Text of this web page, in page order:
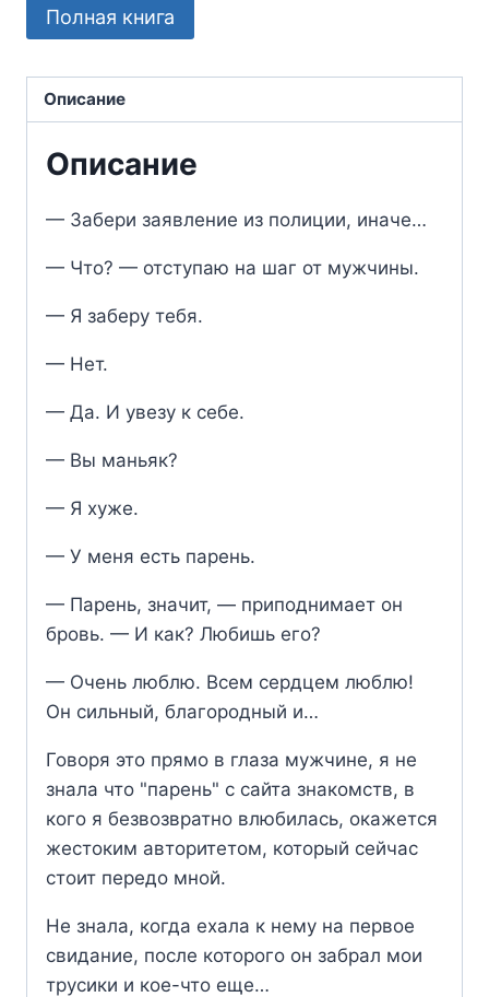
Полная книга
Описание
Описание
— Забери заявление из полиции, иначе…
— Что? — отступаю на шаг от мужчины.
— Я заберу тебя.
— Нет.
— Да. И увезу к себе.
— Вы маньяк?
— Я хуже.
— У меня есть парень.
— Парень, значит, — приподнимает он
бровь. — И как? Любишь его?
— Очень люблю. Всем сердцем люблю!
Он сильный, благородный и…
Говоря это прямо в глаза мужчине, я не
знала что "парень" с сайта знакомств, в
кого я безвозвратно влюбилась, окажется
жестоким авторитетом, который сейчас
стоит передо мной.
Не знала, когда ехала к нему на первое
свидание, после которого он забрал мои
трусики и кое-что еще…